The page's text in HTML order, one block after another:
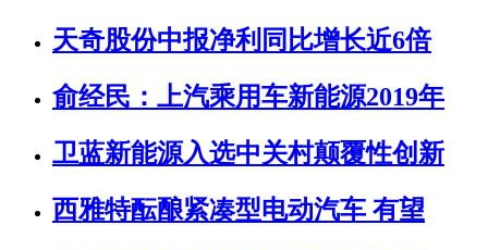
天奇股份中报净利同比增长近6倍
俞经民：上汽乘用车新能源2019年
卫蓝新能源入选中关村颠覆性创新
西雅特酝酿紧凑型电动汽车 有望